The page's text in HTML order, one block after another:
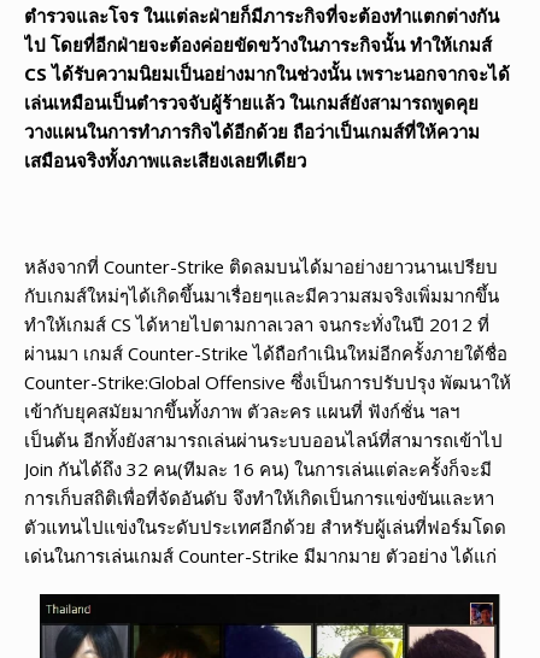
ตำรวจและโจร ในแต่ละฝ่ายก็มีภาระกิจที่จะต้องทำแตกต่างกัน
ไป โดยที่อีกฝ่ายจะต้องค่อยขัดขว้างในภาระกิจนั้น ทำให้เกมส์
CS ได้รับความนิยมเป็นอย่างมากในช่วงนั้น เพราะนอกจากจะได้
เล่นเหมือนเป็นตำรวจจับผู้ร้ายแล้ว ในเกมส์ยังสามารถพูดคุย
วางแผนในการทำภารกิจได้อีกด้วย ถือว่าเป็นเกมส์ที่ให้ความ
เสมือนจริงทั้งภาพและเสียงเลยทีเดียว
หลังจากที่ Counter-Strike ติดลมบนได้มาอย่างยาวนานเปรียบ
กับเกมส์ใหม่ๆได้เกิดขึ้นมาเรื่อยๆและมีความสมจริงเพิ่มมากขึ้น
ทำให้เกมส์ CS ได้หายไปตามกาลเวลา จนกระทั่งในปี 2012 ที่
ผ่านมา เกมส์ Counter-Strike ได้ถือกำเนินใหม่อีกครั้งภายใต้ชื่อ
Counter-Strike:Global Offensive ซึ่งเป็นการปรับปรุง พัฒนาให้
เข้ากับยุคสมัยมากขึ้นทั้งภาพ ตัวละคร แผนที่ ฟังก์ชั่น ฯลฯ
เป็นต้น อีกทั้งยังสามารถเล่นผ่านระบบออนไลน์ที่สามารถเข้าไป
Join กันได้ถึง 32 คน(ทีมละ 16 คน) ในการเล่นแต่ละครั้งก็จะมี
การเก็บสถิติเพื่อที่จัดอันดับ จึงทำให้เกิดเป็นการแข่งขันและหา
ตัวแทนไปแข่งในระดับประเทศอีกด้วย สำหรับผู้เล่นที่ฟอร์มโดด
เด่นในการเล่นเกมส์ Counter-Strike มีมากมาย ตัวอย่าง ได้แก่